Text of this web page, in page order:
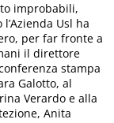
improbabili,
Usl ha
per far fronte a
il direttore
stampa
Galotto, al
Verardo e alla
Anita